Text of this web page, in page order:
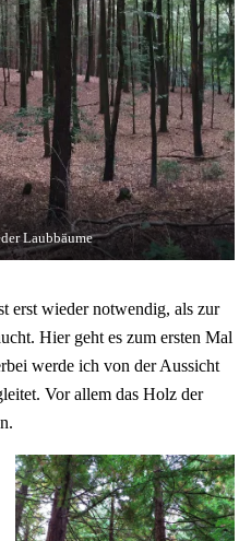
Laubbäume
erst wieder notwendig, als zur
Hier geht es zum ersten Mal
werde ich von der Aussicht
Vor allem das Holz der